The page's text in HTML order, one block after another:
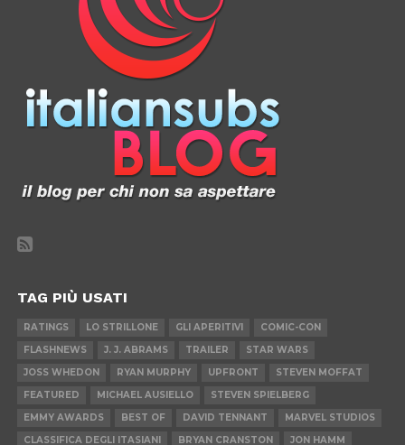
TAG PIÙ USATI
RATINGS LO STRILLONE GLI APERITIVI
COMIC-CON
FLASHNEWS
J. J. ABRAMS TRAILER
STAR WARS
JOSS WHEDON
RYAN MURPHY UPFRONT
STEVEN MOFFAT
FEATURED
MICHAEL AUSIELLO
STEVEN SPIELBERG
EMMY AWARDS
BEST OF DAVID TENNANT
MARVEL STUDIOS
CLASSIFICA DEGLI ITASIANI
BRYAN CRANSTON
JON HAMM